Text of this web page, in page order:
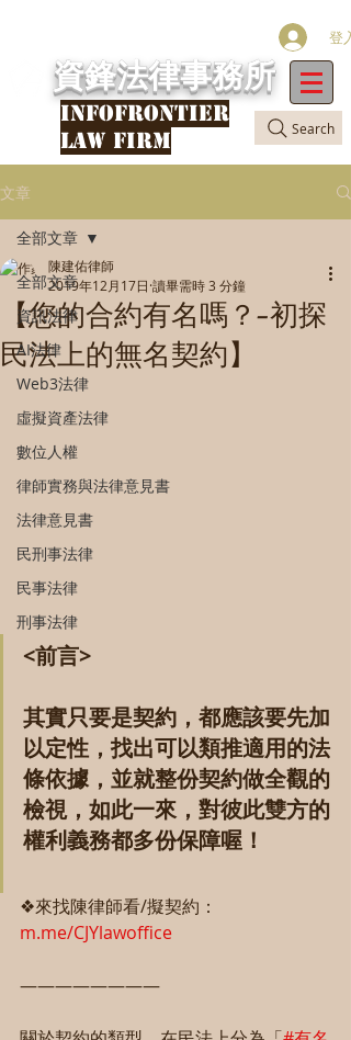
Search
登入
資鋒法律事務所
INFOFRONTIER
LAW FIRM
文章
全部文章
資訊法律
AI法律
Web3法律
虛擬資產法律
數位人權
律師實務與法律意見書
法律意見書
民刑事法律
民事法律
刑事法律
全部文章
【您的合約有名嗎？—初探
民法上的無名契約】
陳建佑律師
2019年12月17日 讀畢需時 3 分鐘
<前言>
其實只要是契約，都應該要先加
以定性，找出可以類推適用的法
條依據，並就整份契約做全觀的
檢視，如此一來，對彼此雙方的
權利義務都多份保障喔！
❖來找陳律師看/擬契約：
m.me/CJYlawoffice
————————